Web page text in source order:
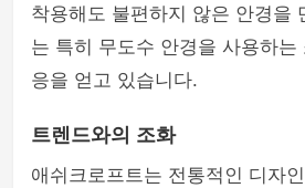
착용해도 불편하지 않은 안경을
는 특히 무도수 안경을 사용하는
응을 얻고 있습니다.
트렌드와의 조화
애쉬크로프트는 전통적인 디자